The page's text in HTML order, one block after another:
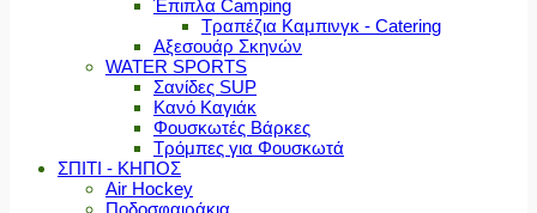
Έπιπλα Camping
Τραπέζια Καμπινγκ - Catering
Αξεσουάρ Σκηνών
WATER SPORTS
Σανίδες SUP
Κανό Καγιάκ
Φουσκωτές Βάρκες
Τρόμπες για Φουσκωτά
ΣΠΙΤΙ - ΚΗΠΟΣ
Air Hockey